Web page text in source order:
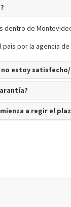
dentro de
país por la agencia
estoy
a regir el